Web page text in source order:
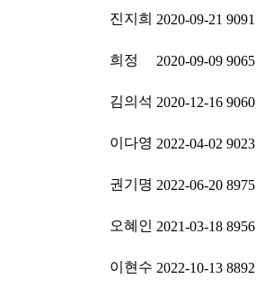
진지희 2020-09-21 9091
희정 2020-09-09 9065
김의석 2020-12-16 9060
이다영 2022-04-02 9023
권기명 2022-06-20 8975
오혜인 2021-03-18 8956
이현수 2022-10-13 8892